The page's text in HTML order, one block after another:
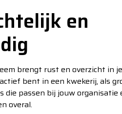
en
brengt rust en overzicht in
bent in een kwekerij, als
die passen bij jouw
overal.